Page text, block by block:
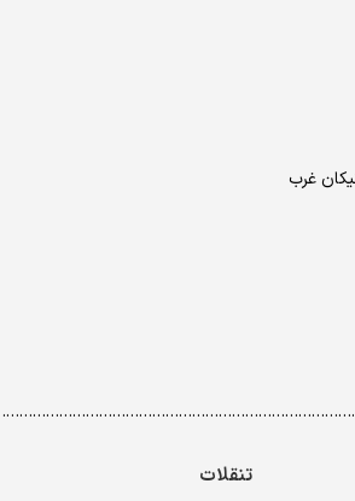
غرب
تنقلات